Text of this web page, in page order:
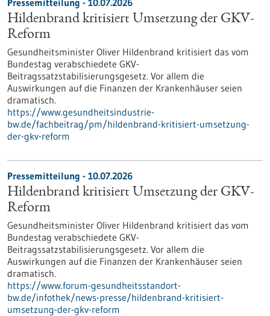
Pressemitteilung - 10.07.2026
Hildenbrand kritisiert Umsetzung der GKV-
Reform
Gesundheitsminister Oliver Hildenbrand kritisiert das vom
Bundestag verabschiedete GKV-
Beitragssatzstabilisierungsgesetz. Vor allem die
Auswirkungen auf die Finanzen der Krankenhäuser seien
dramatisch.
https://www.gesundheitsindustrie-
bw.de/fachbeitrag/pm/hildenbrand-kritisiert-umsetzung-
der-gkv-reform
Pressemitteilung - 10.07.2026
Hildenbrand kritisiert Umsetzung der GKV-
Reform
Gesundheitsminister Oliver Hildenbrand kritisiert das vom
Bundestag verabschiedete GKV-
Beitragssatzstabilisierungsgesetz. Vor allem die
Auswirkungen auf die Finanzen der Krankenhäuser seien
dramatisch.
https://www.forum-gesundheitsstandort-
bw.de/infothek/news-presse/hildenbrand-kritisiert-
umsetzung-der-gkv-reform